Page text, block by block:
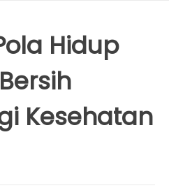
Hidup
Kesehatan